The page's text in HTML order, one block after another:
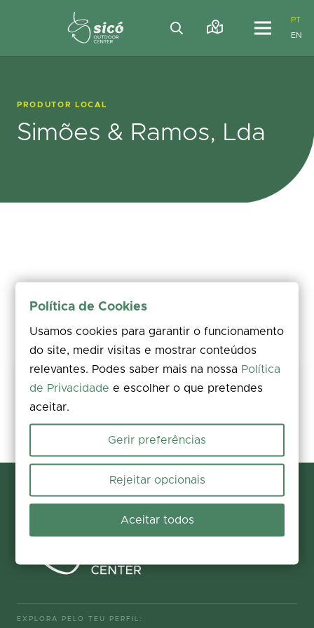
PT
EN
PRODUTOR LOCAL
Simões & Ramos, Lda
Partilha a tua experiência
Avalia, deixa um comentário e acrescenta fotos. A tua opinião
EXPLORA PELO TEU PERFIL:
Política de Cookies
Usamos cookies para garantir o funcionamento
do site, medir visitas e mostrar conteúdos
relevantes. Podes saber mais na nossa Política
de Privacidade e escolher o que pretendes
aceitar.
Gerir preferências
Rejeitar opcionais
Aceitar todos